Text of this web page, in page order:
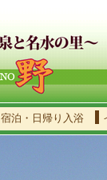
宿泊・日帰り入浴